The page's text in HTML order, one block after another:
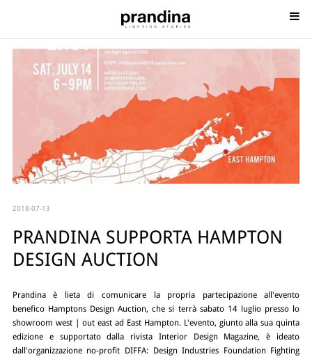
2018-07-13
PRANDINA SUPPORTA HAMPTON
DESIGN AUCTION
Prandina è lieta di comunicare la propria partecipazione all'evento
benefico Hamptons Design Auction, che si terrà sabato 14 luglio presso lo
showroom west | out east ad East Hampton. L'evento, giunto alla sua quinta
edizione e supportato dalla rivista Interior Design Magazine, è ideato
dall'organizzazione no-profit DIFFA: Design Industries Foundation Fighting